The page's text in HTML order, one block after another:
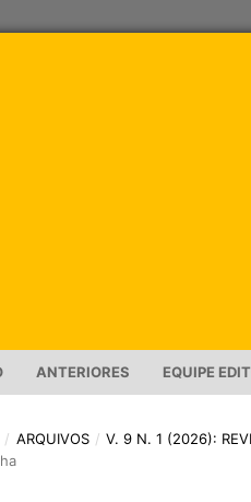
ANTERIORES EQUIPE
/ ARQUIVOS / V. 9 N. 1 (2026):